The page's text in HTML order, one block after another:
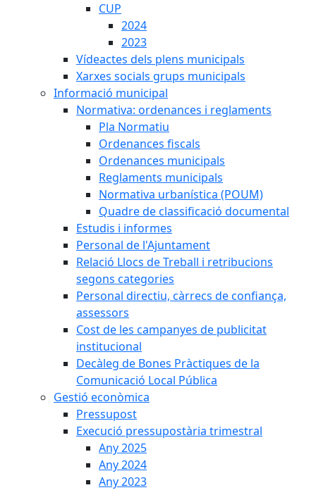
CUP
2024
2023
Vídeactes dels plens municipals
Xarxes socials grups municipals
Informació municipal
Normativa: ordenances i reglaments
Pla Normatiu
Ordenances fiscals
Ordenances municipals
Reglaments municipals
Normativa urbanística (POUM)
Quadre de classificació documental
Estudis i informes
Personal de l'Ajuntament
Relació Llocs de Treball i retribucions
segons categories
Personal directiu, càrrecs de confiança,
assessors
Cost de les campanyes de publicitat
institucional
Decàleg de Bones Pràctiques de la
Comunicació Local Pública
Gestió econòmica
Pressupost
Execució pressupostària trimestral
Any 2025
Any 2024
Any 2023